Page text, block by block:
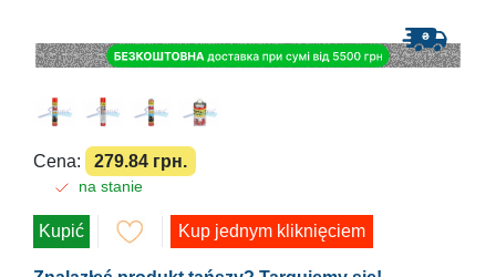
Cena: 279.84 грн.
na stanie
Kupić Kup jednym kliknięciem